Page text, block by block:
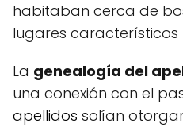
habitaban cerca de
lugares característicos
La genealogía del
una conexión con el
apellidos solían